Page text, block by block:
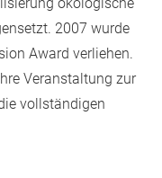
2007 wurde
Award verliehen.
Veranstaltung zur
vollständigen